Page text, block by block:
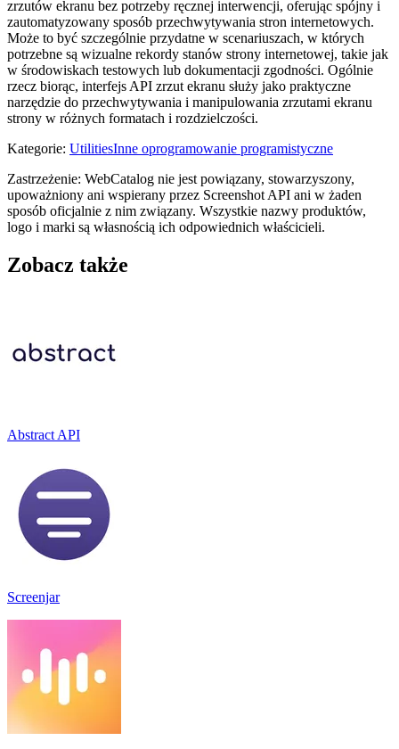
zrzutów ekranu bez potrzeby ręcznej interwencji, oferując spójny i
zautomatyzowany sposób przechwytywania stron internetowych.
Może to być szczególnie przydatne w scenariuszach, w których
potrzebne są wizualne rekordy stanów strony internetowej, takie jak
w środowiskach testowych lub dokumentacji zgodności. Ogólnie
rzecz biorąc, interfejs API zrzut ekranu służy jako praktyczne
narzędzie do przechwytywania i manipulowania zrzutami ekranu
strony w różnych formatach i rozdzielczości.
Kategorie: UtilitiesInne oprogramowanie programistyczne
Zastrzeżenie: WebCatalog nie jest powiązany, stowarzyszony,
upoważniony ani wspierany przez Screenshot API ani w żaden
sposób oficjalnie z nim związany. Wszystkie nazwy produktów,
logo i marki są własnością ich odpowiednich właścicieli.
Zobacz także
Abstract API
Screenjar